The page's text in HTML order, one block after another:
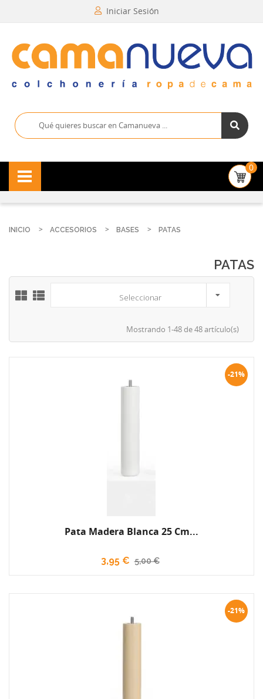
Iniciar Sesión
0
INICIO ACCESORIOS BASES PATAS
PATAS
Seleccionar
Mostrando 1-48 de 48 artículo(s)
-21%
Pata Madera Blanca 25 Cm...
3,95 € 5,00 €
-21%